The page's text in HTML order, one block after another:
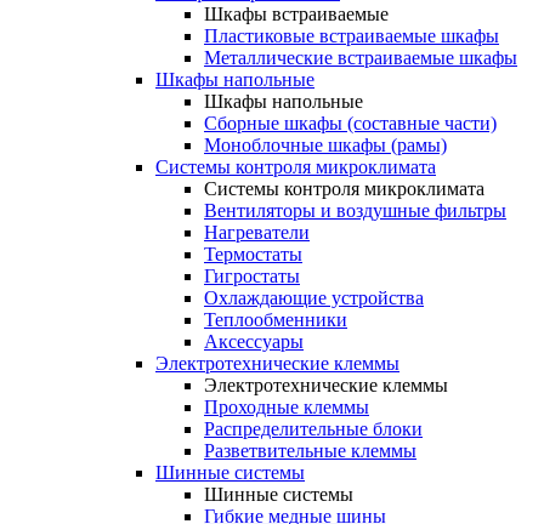
Шкафы встраиваемые
Пластиковые встраиваемые шкафы
Металлические встраиваемые шкафы
Шкафы напольные
Шкафы напольные
Сборные шкафы (составные части)
Моноблочные шкафы (рамы)
Системы контроля микроклимата
Системы контроля микроклимата
Вентиляторы и воздушные фильтры
Нагреватели
Термостаты
Гигростаты
Охлаждающие устройства
Теплообменники
Аксессуары
Электротехнические клеммы
Электротехнические клеммы
Проходные клеммы
Распределительные блоки
Разветвительные клеммы
Шинные системы
Шинные системы
Гибкие медные шины